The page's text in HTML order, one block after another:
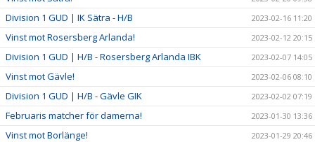
Division 1 GUD | IK Sätra - H/B 2023-02-16 11:20
Vinst mot Rosersberg Arlanda! 2023-02-12 20:15
Division 1 GUD | H/B - Rosersberg Arlanda IBK 2023-02-07 14:05
Vinst mot Gävle! 2023-02-06 08:10
Division 1 GUD | H/B - Gävle GIK 2023-02-02 07:19
Februaris matcher för damerna! 2023-01-30 13:36
Vinst mot Borlänge! 2023-01-29 20:46